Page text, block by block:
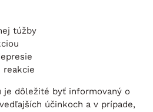
túžby
reakcie
je dôležité byť informovaný o
účinkoch a v prípade,